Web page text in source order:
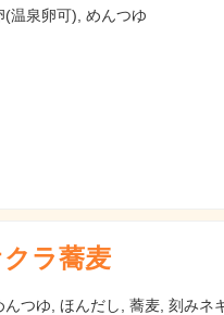
(温泉卵可), めんつゆ
ラ蕎麦
んつゆ, ほんだし, 蕎麦, 刻みネ